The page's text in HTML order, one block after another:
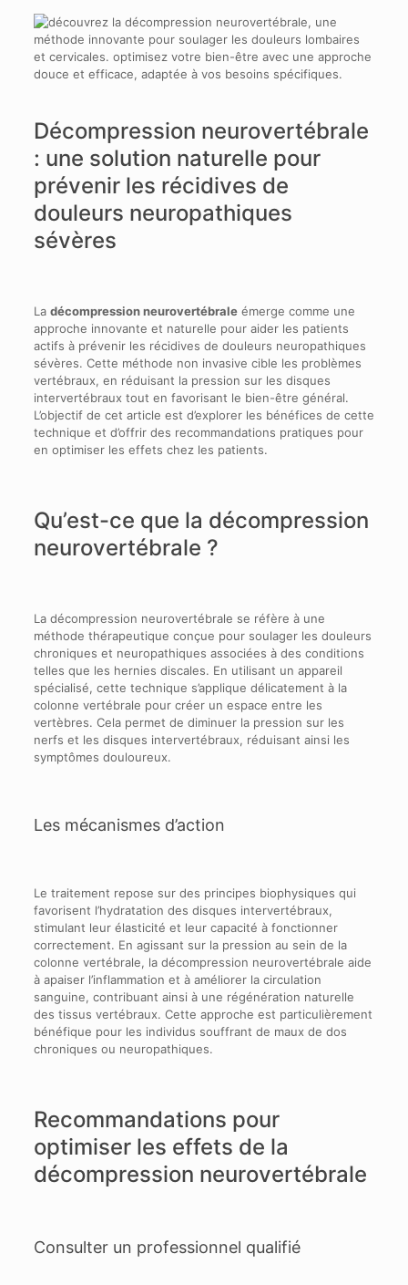
Décompression neurovertébrale
: une solution naturelle pour
prévenir les récidives de
douleurs neuropathiques
sévères
La décompression neurovertébraleémerge comme une
approche innovante et naturelle pour aider les patients
actifs à prévenir les récidives de douleurs neuropathiques
sévères. Cette méthode non invasive cible les problèmes
vertébraux, en réduisant la pression sur les disques
intervertébraux tout en favorisant le bien-être général.
L’objectif de cet article est d’explorer les bénéfices de cette
technique et d’offrir des recommandations pratiques pour
en optimiser les effets chez les patients.
Qu’est-ce que la décompression
neurovertébrale ?
La décompression neurovertébrale se réfère à une
méthode thérapeutique conçue pour soulager les douleurs
chroniques et neuropathiques associées à des conditions
telles que les hernies discales. En utilisant un appareil
spécialisé, cette technique s’applique délicatement à la
colonne vertébrale pour créer un espace entre les
vertèbres. Cela permet de diminuer la pression sur les
nerfs et les disques intervertébraux, réduisant ainsi les
symptômes douloureux.
Les mécanismes d’action
Le traitement repose sur des principes biophysiques qui
favorisent l’hydratation des disques intervertébraux,
stimulant leur élasticité et leur capacité à fonctionner
correctement. En agissant sur la pression au sein de la
colonne vertébrale, la décompression neurovertébrale aide
à apaiser l’inflammation et à améliorer la circulation
sanguine, contribuant ainsi à une régénération naturelle
des tissus vertébraux. Cette approche est particulièrement
bénéfique pour les individus souffrant de maux de dos
chroniques ou neuropathiques.
Recommandations pour
optimiser les effets de la
décompression neurovertébrale
Consulter un professionnel qualifié